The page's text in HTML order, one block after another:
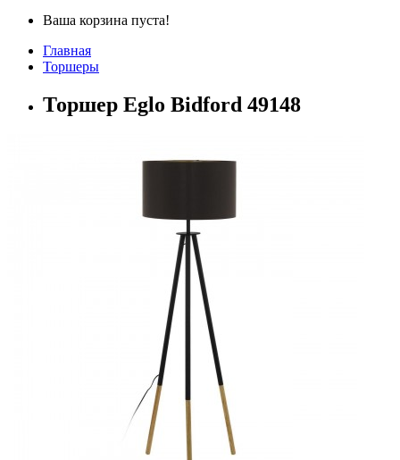
Ваша корзина пуста!
Главная
Торшеры
Торшер Eglo Bidford 49148